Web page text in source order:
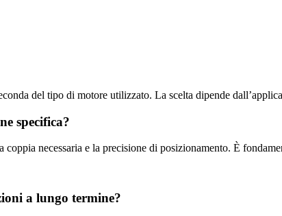
del tipo di motore utilizzato. La scelta dipende
specifica?
necessaria e la precisione di posizionamento. È
a lungo termine?